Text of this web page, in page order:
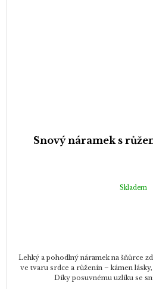
Snový náramek s
Skladem
Lehký a pohodlný náramek na šňůrce
ve tvaru srdce a růženín – kámen
Díky posuvnému uzlíku se